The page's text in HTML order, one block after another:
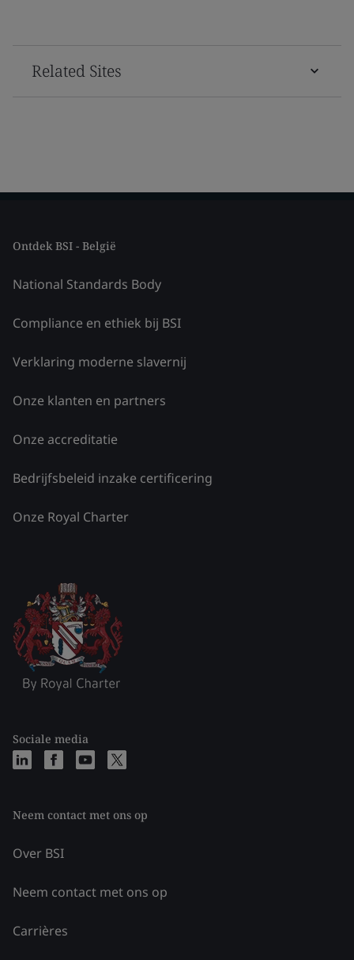
Related Sites
Ontdek BSI - België
National Standards Body
Compliance en ethiek bij BSI
Verklaring moderne slavernij
Onze klanten en partners
Onze accreditatie
Bedrijfsbeleid inzake certificering
Onze Royal Charter
Sociale media
Neem contact met ons op
Over BSI
Neem contact met ons op
Carrières